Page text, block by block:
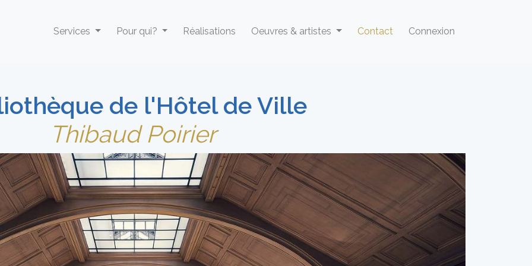
Services Pour qui? Réalisations Oeuvres & artistes Contact Connexion
de l'Hôtel de Ville
Thibaud Poirier